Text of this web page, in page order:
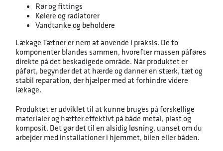
Rør og fittings
Kølere og radiatorer
Vandtanke og beholdere
Lækage Tætner er nem at anvende i praksis. De to
komponenter blandes sammen, hvorefter massen påføres
direkte på det beskadigede område. Når produktet er
påført, begynder det at hærde og danner en stærk, tæt og
stabil reparation, der hjælper med at forhindre videre
lækage.
Produktet er udviklet til at kunne bruges på forskellige
materialer og hæfter effektivt på både metal, plast og
komposit. Det gør det til en alsidig løsning, uanset om du
arbejder med installationer i hjemmet, bilen eller båden.